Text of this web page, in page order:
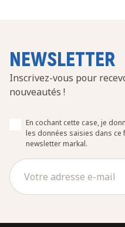
NEWSLETTER
Inscrivez-vous pour
nouveautés !
En cochant cette case, je
les données saisies dans ce
newsletter markal.